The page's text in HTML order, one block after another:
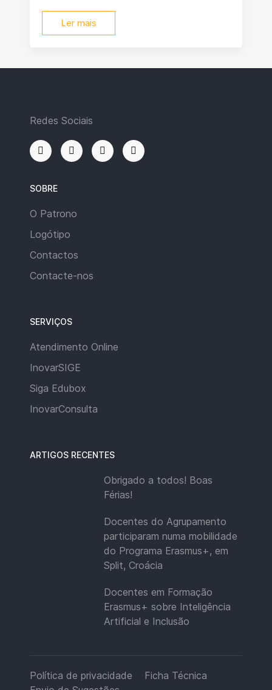
Ler mais
Redes Sociais
SOBRE
O Patrono
Logótipo
Contactos
Contacte-nos
SERVIÇOS
Atendimento Online
InovarSIGE
Siga Edubox
InovarConsulta
ARTIGOS RECENTES
Obrigado a todos! Boas
Férias!
Docentes do Agrupamento
participaram numa mobilidade
do Programa Erasmus+, em
Split, Croácia
Docentes em Formação
Erasmus+ sobre Inteligência
Artificial e Inclusão
Política de privacidade
Ficha Técnica